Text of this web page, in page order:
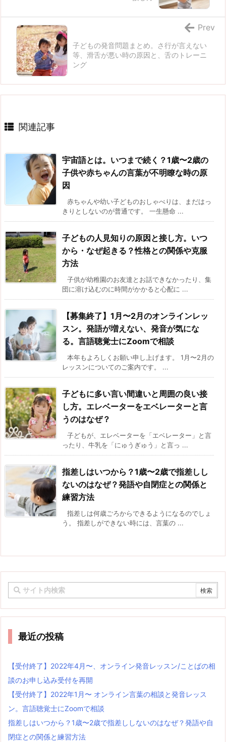
子どもの発音問題まとめ。さ行が言えない
等、滑舌が悪い時の原因と、舌のトレーニ
ング
Prev
関連記事
宇宙語とは。いつまで続く？1歳〜2歳の
子供や赤ちゃんの言葉が不明瞭な時の原
因
赤ちゃんや幼い子どものおしゃべりは、まだはっ
きりとしないのが普通です。 一生懸命 ...
子どもの人見知りの原因と接し方。いつ
から・なぜ起きる？性格との関係や克服
方法
子供が幼稚園のお友達とお話できなかったり、集
団に溶け込むのに時間がかかると心配に ...
【募集終了】1月〜2月のオンラインレッ
スン。発語が増えない、発音が気にな
る。言語聴覚士にZoomで相談
本年もよろしくお願い申し上げます。 1月〜2月の
レッスンについてのご案内です。 ...
子どもに多い言い間違いと周囲の良い接
し方。エレベーターをエベレーターと言
うのはなぜ？
子どもが、エレベーターを「エベレーター」と言
ったり、牛乳を「にゅうぎゅう」と言っ ...
指差しはいつから？1歳〜2歳で指差しし
ないのはなぜ？発語や自閉症との関係と
練習方法
指差しは何歳ごろからできるようになるのでしょ
う。 指差しができない時には、言葉の ...
最近の投稿
【受付終了】2022年4月〜、オンライン発音レッスン/ことばの相
談のお申し込み受付を再開
【受付終了】2022年1月〜 オンライン言葉の相談と発音レッス
ン。言語聴覚士にZoomで相談
指差しはいつから？1歳〜2歳で指差ししないのはなぜ？発語や自
閉症との関係と練習方法